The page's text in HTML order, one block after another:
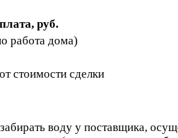
руб.
работа дома)
стоимости сделки
воду у поставщика,